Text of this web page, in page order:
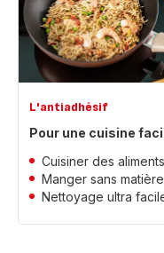
L'antiadhésif​
Pour une cuisine
Cuisiner des
Manger sans
Nettoyage ultra